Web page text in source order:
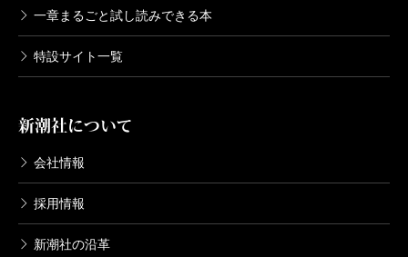
一章まるごと試し読みできる本
特設サイト一覧
新潮社について
会社情報
採用情報
新潮社の沿革